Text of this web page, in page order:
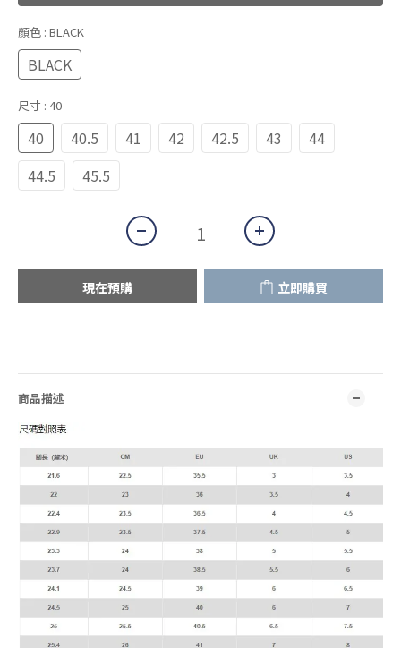
顏色 : BLACK
BLACK
尺寸 : 40
40 40.5 41 42 42.5 43
44
44.5
45.5
現在預購 立即購買
商品描述